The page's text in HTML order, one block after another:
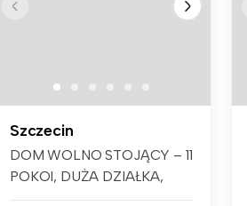
Szczecin
DOM WOLNO STOJĄCY – 11
POKOI, DUŻA DZIAŁKA,